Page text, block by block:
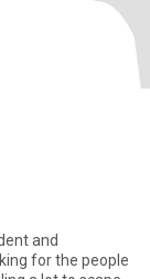
and
for the people